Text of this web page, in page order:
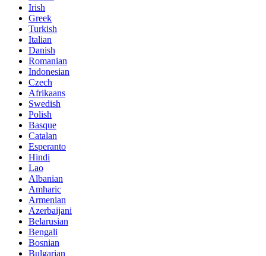
Irish
Greek
Turkish
Italian
Danish
Romanian
Indonesian
Czech
Afrikaans
Swedish
Polish
Basque
Catalan
Esperanto
Hindi
Lao
Albanian
Amharic
Armenian
Azerbaijani
Belarusian
Bengali
Bosnian
Bulgarian